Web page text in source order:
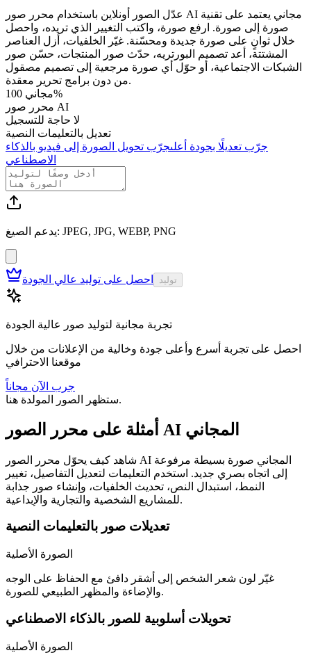
عدّل الصور أونلاين باستخدام محرر صور AI مجاني يعتمد على تقنية
صورة إلى صورة. ارفع صورة، واكتب التغيير الذي تريده، واحصل
خلال ثوانٍ على صورة جديدة ومحسّنة. غيّر الخلفيات، أزل العناصر
المشتتة، أعد تصميم البورتريه، حدّث صور المنتجات، حسّن صور
الشبكات الاجتماعية، أو حوّل أي صورة مرجعية إلى تصميم مصقول
من دون برامج تحرير معقدة.
مجاني 100%
محرر صور AI
لا حاجة للتسجيل
تعديل بالتعليمات النصية
جرّب تعديلًا بجودة أعلىجرّب تحويل الصورة إلى فيديو بالذكاء
الاصطناعي
يدعم الصيغ: JPEG, JPG, WEBP, PNG
احصل على توليد عالي الجودة توليد
تجربة مجانية لتوليد صور عالية الجودة
احصل على تجربة أسرع وأعلى جودة وخالية من الإعلانات من خلال
موقعنا الاحترافي
جرب الآن مجاناً
ستظهر الصور المولدة هنا.
أمثلة على محرر الصور AI المجاني
شاهد كيف يحوّل محرر الصور AI المجاني صورة بسيطة مرفوعة
إلى اتجاه بصري جديد. استخدم التعليمات لتعديل التفاصيل، تغيير
النمط، استبدال النص، تحديث الخلفيات، وإنشاء صور جذابة
للمشاريع الشخصية والتجارية والإبداعية.
تعديلات صور بالتعليمات النصية
الصورة الأصلية
غيّر لون شعر الشخص إلى أشقر دافئ مع الحفاظ على الوجه
والإضاءة والمظهر الطبيعي للصورة.
تحويلات أسلوبية للصور بالذكاء الاصطناعي
الصورة الأصلية